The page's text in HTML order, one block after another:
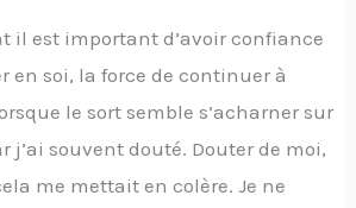
il est important d’avoir confiance
en soi, la force de continuer à
le sort semble s’acharner sur
j’ai souvent douté. Douter de moi,
me mettait en colère. Je ne